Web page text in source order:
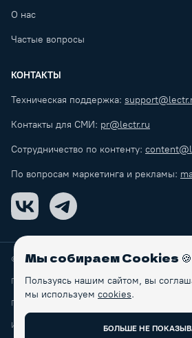
О нас
Частые вопросы
КОНТАКТЫ
Техническая поддержка:
Контакты для СМИ: pr@lectr.ru
Сотрудничество по контенту:
По вопросам маркетинга и рекламы:
VK Telegram
© Lectr2026
Правила обработки персональных данных
Пользовательское соглашение
ИП Макаренков Б.С.
Мы собираем Cookies 🍪
Пользуясь нашим сайтом, вы
мы используем cookies.
БОЛЬШЕ НЕ